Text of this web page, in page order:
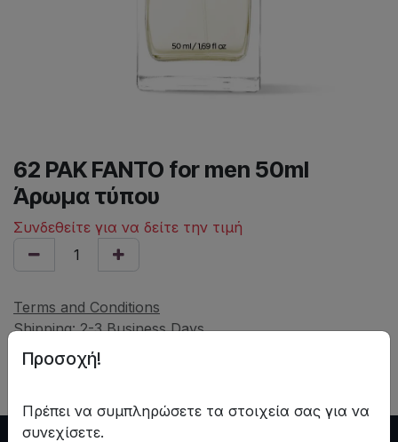
62 PAK FANTO for men 50ml
Άρωμα τύπου
Συνδεθείτε για να δείτε την τιμή
Terms and Conditions
Shipping: 2-3 Business Days
Προσοχή!
Πρέπει να συμπληρώσετε τα στοιχεία σας για να
συνεχίσετε.